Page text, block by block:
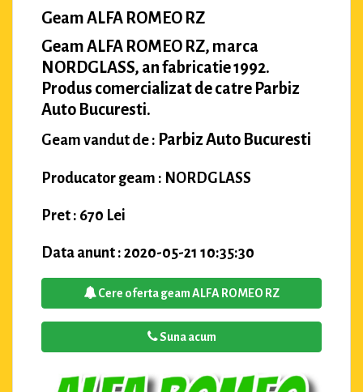
Geam ALFA ROMEO RZ
Geam ALFA ROMEO RZ, marca
NORDGLASS, an fabricatie 1992.
Produs comercializat de catre Parbiz
Auto Bucuresti.
Geam vandut de : Parbiz Auto Bucuresti
Producator geam : NORDGLASS
Pret : 670 Lei
Data anunt : 2020-05-21 10:35:30
Cere oferta geam ALFA ROMEO RZ
Suna acum